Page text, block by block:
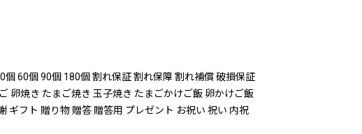
60個 90個 180個 割れ保証 割れ保障 割れ補償 破損保証
卵焼き たまご焼き 玉子焼き たまごかけご飯 卵かけご飯
ギフト 贈り物 贈答 贈答用 プレゼント お祝い 祝い 内祝